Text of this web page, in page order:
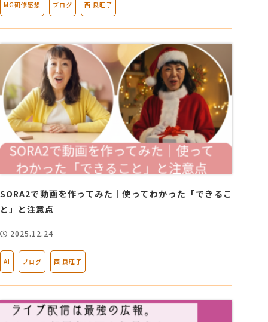
MG研修感想 ブログ 西 良旺子
SORA2で動画を作ってみた｜使ってわかった「できるこ
と」と注意点
2025.12.24
AI ブログ 西 良旺子